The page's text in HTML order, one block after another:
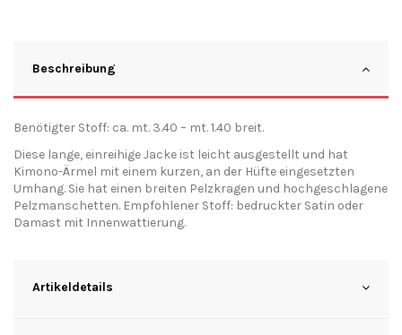
Beschreibung
Benötigter Stoff: ca. mt. 3.40 – mt. 1.40 breit.
Diese lange, einreihige Jacke ist leicht ausgestellt und hat
Kimono-Ärmel mit einem kurzen, an der Hüfte eingesetzten
Umhang. Sie hat einen breiten Pelzkragen und hochgeschlagene
Pelzmanschetten. Empfohlener Stoff: bedruckter Satin oder
Damast mit Innenwattierung.
Artikeldetails